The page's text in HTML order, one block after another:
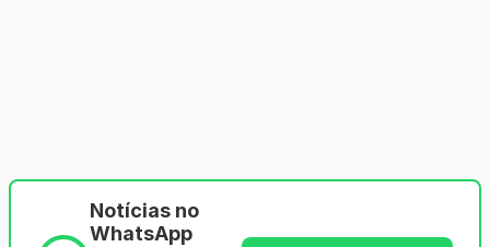
Notícias no
WhatsApp